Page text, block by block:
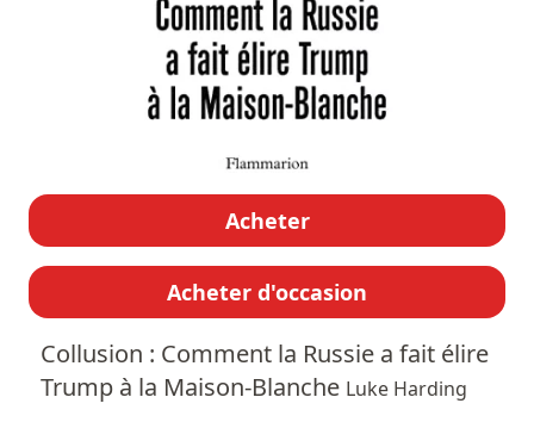
Acheter
Acheter d'occasion
Collusion : Comment la Russie a fait élire
Trump à la Maison-Blanche Luke Harding